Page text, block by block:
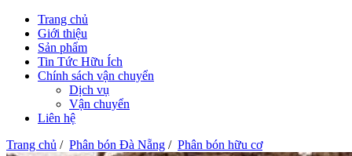
Trang chủ
Giới thiệu
Sản phẩm
Tin Tức Hữu Ích
Chính sách vận chuyển
Dịch vụ
Vận chuyển
Liên hệ
Trang chủ / Phân bón Đà Nẵng / Phân bón hữu cơ